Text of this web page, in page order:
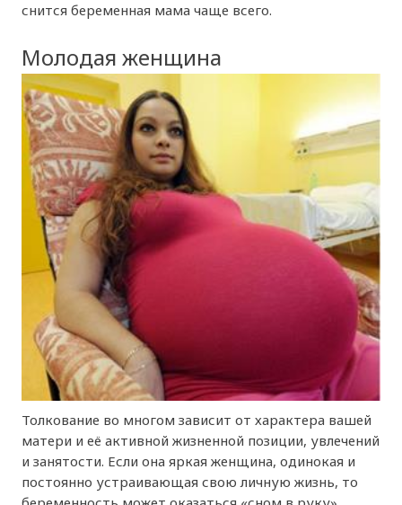
снится беременная мама чаще всего.
Молодая женщина
Толкование во многом зависит от характера вашей
матери и её активной жизненной позиции, увлечений
и занятости. Если она яркая женщина, одинокая и
постоянно устраивающая свою личную жизнь, то